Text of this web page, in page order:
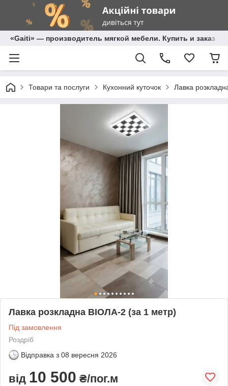
«Gaiti» — производитель мягкой мебели. Купить и заказ
Товари та послуги Кухонний куточок Лавка
Лавка розкладна ВІОЛА-2 (за 1 метр)
Під замовлення
Роздріб
Відправка з 08 вересня 2026
від 10 500 ₴/пог.м